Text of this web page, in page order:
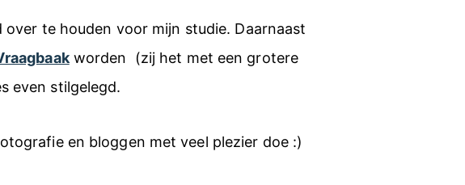
te houden voor mijn studie. Daarnaast
worden (zij het met een grotere
even stilgelegd.
en bloggen met veel plezier doe :)